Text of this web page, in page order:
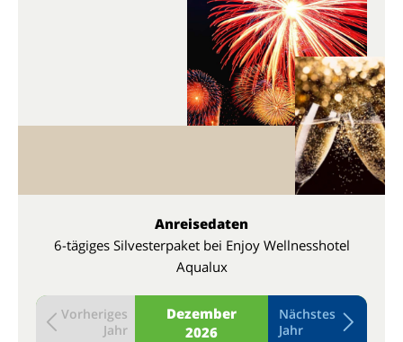
Anreisedaten
6-tägiges Silvesterpaket bei Enjoy Wellnesshotel
Aqualux
Dezember
2026
Vorheriges
Jahr
Nächstes
Jahr